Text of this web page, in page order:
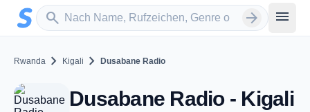
Zum Hauptinhalt springen
search
Sender suchen arrow_forward menu
Rwanda chevron_right Kigali chevron_right Dusabane Radio
Dusabane Radio - Kigali